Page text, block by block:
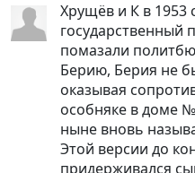
Хрущёв и К в 1953
государственный
помазали
Берию, Берия не
оказывая
особняке в доме
ныне вновь
Этой версии до
придерживался